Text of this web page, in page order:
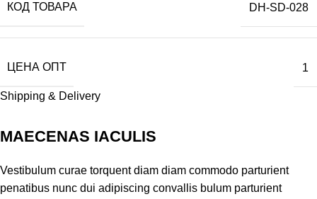
КОД ТОВАРА DH-SD-028
ЦЕНА ОПТ 1
Shipping & Delivery
MAECENAS IACULIS
Vestibulum curae torquent diam diam commodo parturient
penatibus nunc dui adipiscing convallis bulum parturient